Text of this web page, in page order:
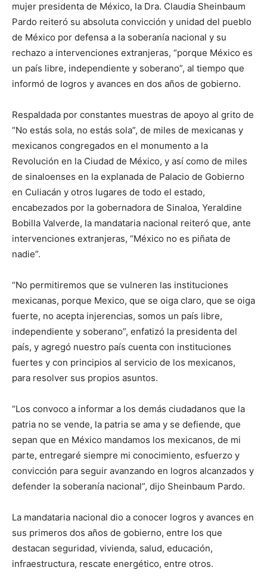
mujer presidenta de México, la Dra. Claudia Sheinbaum
Pardo reiteró su absoluta convicción y unidad del pueblo
de México por defensa a la soberanía nacional y su
rechazo a intervenciones extranjeras, “porque México es
un país libre, independiente y soberano”, al tiempo que
informó de logros y avances en dos años de gobierno.
Respaldada por constantes muestras de apoyo al grito de
“No estás sola, no estás sola”, de miles de mexicanas y
mexicanos congregados en el monumento a la
Revolución en la Ciudad de México, y así como de miles
de sinaloenses en la explanada de Palacio de Gobierno
en Culiacán y otros lugares de todo el estado,
encabezados por la gobernadora de Sinaloa, Yeraldine
Bobilla Valverde, la mandataria nacional reiteró que, ante
intervenciones extranjeras, “México no es piñata de
nadie”.
“No permitiremos que se vulneren las instituciones
mexicanas, porque Mexico, que se oiga claro, que se oiga
fuerte, no acepta injerencias, somos un país libre,
independiente y soberano”, enfatizó la presidenta del
país, y agregó nuestro país cuenta con instituciones
fuertes y con principios al servicio de los mexicanos,
para resolver sus propios asuntos.
“Los convoco a informar a los demás ciudadanos que la
patria no se vende, la patria se ama y se defiende, que
sepan que en México mandamos los mexicanos, de mi
parte, entregaré siempre mi conocimiento, esfuerzo y
convicción para seguir avanzando en logros alcanzados y
defender la soberanía nacional”, dijo Sheinbaum Pardo.
La mandataria nacional dio a conocer logros y avances en
sus primeros dos años de gobierno, entre los que
destacan seguridad, vivienda, salud, educación,
infraestructura, rescate energético, entre otros.